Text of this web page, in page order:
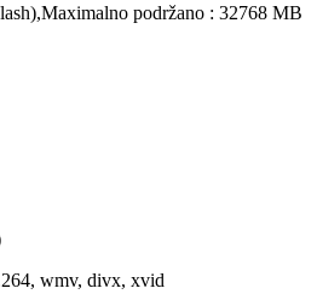
podržano : 32768 MB
wmv, divx, xvid